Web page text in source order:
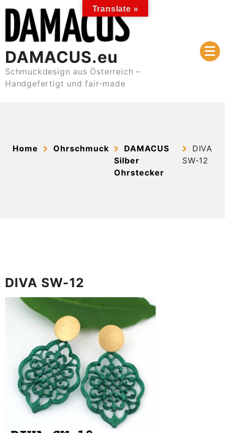
content
DAMACUS.eu
Schmuckdesign aus Österreich –
Handgefertigt und fair-made
Home Ohrschmuck
DAMACUS
Silber
Ohrstecker
DIVA
SW-12
DIVA SW-12
Translate »